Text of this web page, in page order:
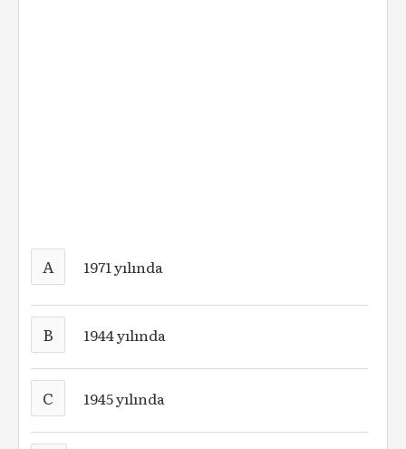
A 1971 yılında
B 1944 yılında
C 1945 yılında